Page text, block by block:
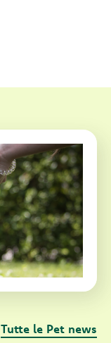
Tutte le Pet news